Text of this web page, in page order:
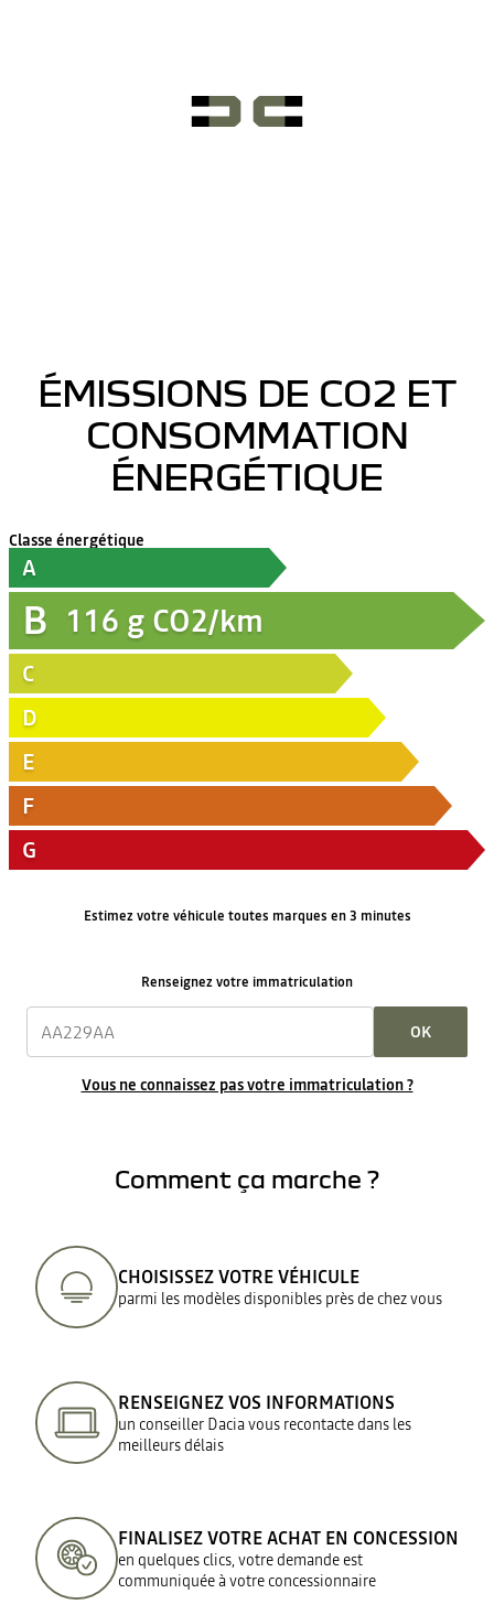
ÉMISSIONS DE CO2 ET
CONSOMMATION
ÉNERGÉTIQUE
Classe énergétique
A
B 116 g CO2/km
C
D
E
F
G
Estimez votre véhicule toutes marques en 3 minutes
Renseignez votre immatriculation
OK
Vous ne connaissez pas votre immatriculation ?
Comment ça marche ?
CHOISISSEZ VOTRE VÉHICULE
parmi les modèles disponibles près de chez vous
RENSEIGNEZ VOS INFORMATIONS
un conseiller Dacia vous recontacte dans les
meilleurs délais
FINALISEZ VOTRE ACHAT EN CONCESSION
en quelques clics, votre demande est
communiquée à votre concessionnaire